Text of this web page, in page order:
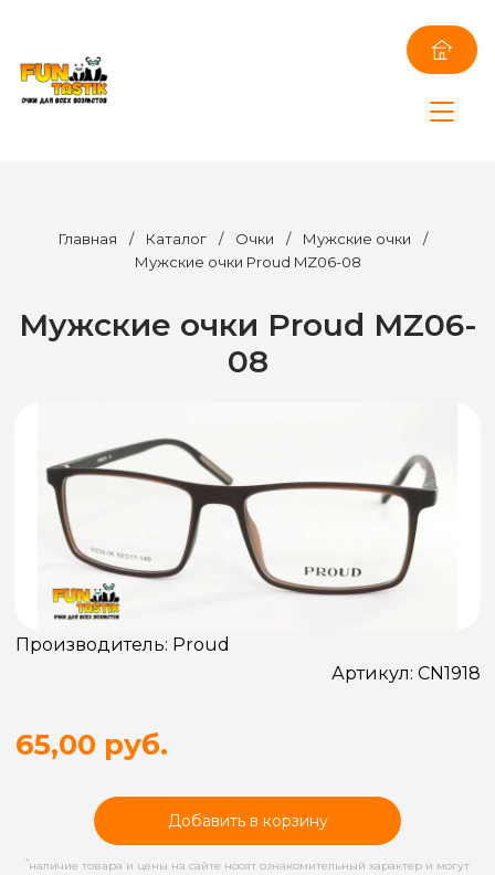
Главная / Каталог / Очки / Мужские очки
/
Мужские очки Proud MZ06-08
Мужские очки Proud MZ06-
08
Производитель: Proud
Артикул: CN1918
65,00 руб.
Добавить в корзину
* наличие товара и цены на сайте носят ознакомительный характер и могут